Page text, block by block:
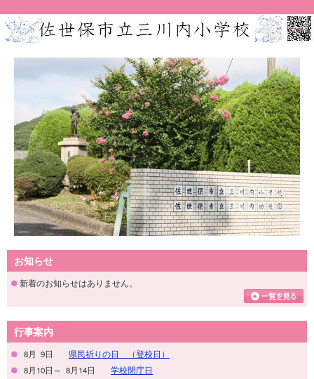
お知らせ
新着のお知らせはありません。
行事案内
8月 9日
県民祈りの日 （登校日）
8月10日～ 8月14日
学校閉庁日